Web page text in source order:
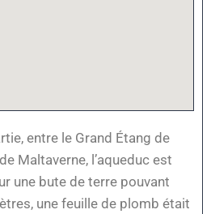
entre le Grand Étang de
Maltaverne, l’aqueduc est
une bute de terre pouvant
une feuille de plomb était